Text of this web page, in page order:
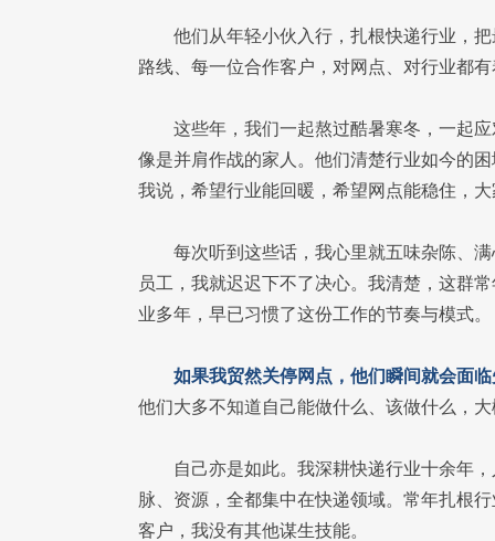
他们从年轻小伙入行，扎根快递行业，
路线、每一位合作客户，对网点、对行业都
这些年，我们一起熬过酷暑寒冬，一起
像是并肩作战的家人。他们清楚行业如今的
我说，希望行业能回暖，希望网点能稳住，
每次听到这些话，我心里就五味杂陈、
员工，我就迟迟下不了决心。我清楚，这群
业多年，早已习惯了这份工作的节奏与模式。
如果我贸然关停网点，他们瞬间就会面
他们大多不知道自己能做什么、该做什么，
自己亦是如此。我深耕快递行业十余年
脉、资源，全都集中在快递领域。常年扎根
客户，我没有其他谋生技能。